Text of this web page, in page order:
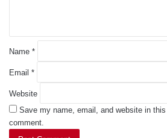
Name *
Email *
Website
Save my name, email, and website in this
comment.